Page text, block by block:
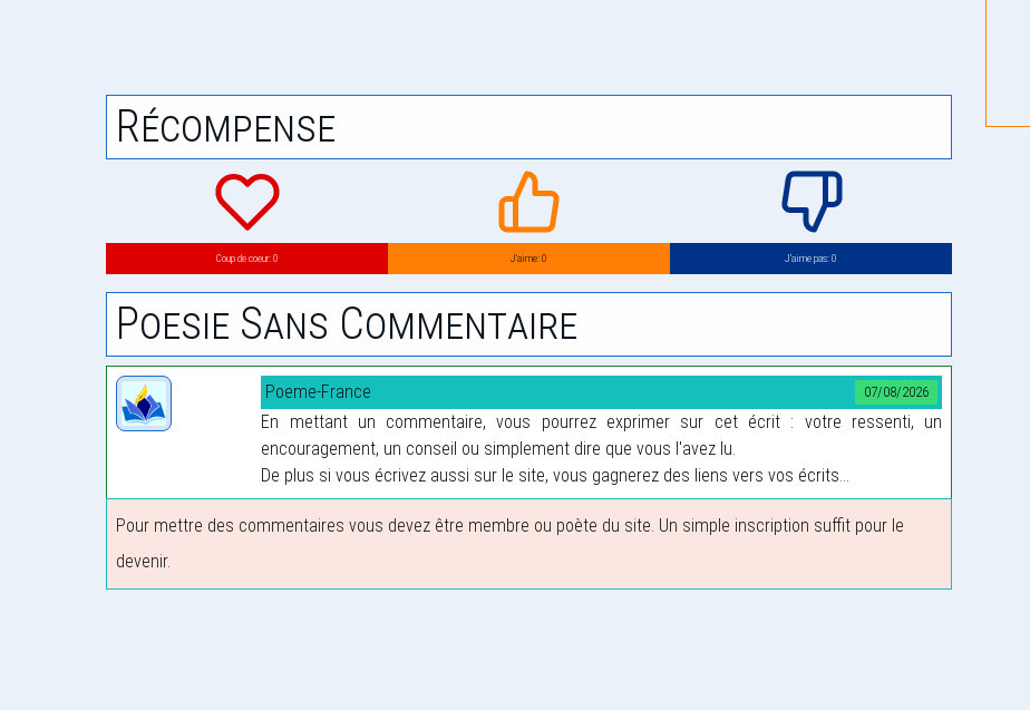
Récompense
Coup de coeur: 0 J’aime: 0 J’aime pas: 0
Poesie Sans Commentaire
07/08/2026
Poeme-France
En mettant un commentaire, vous pourrez exprimer sur cet écrit : votre ressenti, un
encouragement, un conseil ou simplement dire que vous l'avez lu.
De plus si vous écrivez aussi sur le site, vous gagnerez des liens vers vos écrits...
Pour mettre des commentaires vous devez être membre ou poète du site. Un simple inscription suffit pour le
devenir.